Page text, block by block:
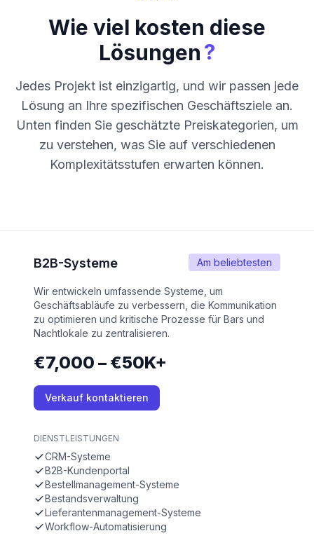
Wie viel kosten diese
Lösungen?
Jedes Projekt ist einzigartig, und wir passen jede
Lösung an Ihre spezifischen Geschäftsziele an.
Unten finden Sie geschätzte Preiskategorien, um
zu verstehen, was Sie auf verschiedenen
Komplexitätsstufen erwarten können.
Am beliebtesten
B2B-Systeme
Wir entwickeln umfassende Systeme, um
Geschäftsabläufe zu verbessern, die Kommunikation
zu optimieren und kritische Prozesse für Bars und
Nachtlokale zu zentralisieren.
€7,000 – €50K+
Verkauf kontaktieren
DIENSTLEISTUNGEN
CRM-Systeme
B2B-Kundenportal
Bestellmanagement-Systeme
Bestandsverwaltung
Lieferantenmanagement-Systeme
Workflow-Automatisierung